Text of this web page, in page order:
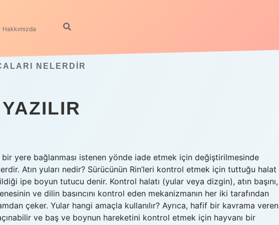
Hakkımızda
NELERDIR
bir yere bağlanması istenen yönde iade etmek için değiştirilmesinde
Atın yuları nedir? Sürücünün Rin’leri kontrol etmek için tuttuğu halat
ipe boyun tutucu denir. Kontrol halatı (yular veya dizgin), atın başını,
ve dilin basıncını kontrol eden mekanizmanın her iki tarafından
çeker. Yular hangi amaçla kullanılır? Ayrıca, hafif bir kavrama veren
ve baş ve boynun hareketini kontrol etmek için hayvanı bir